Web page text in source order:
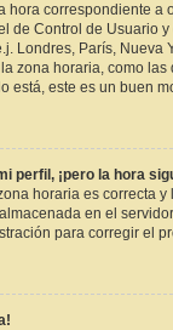
hora correspondiente a
de Control de Usuario
Londres, París, Nueva
zona horaria, como las
está, este es un buen
perfil, ¡pero la hora
horaria es correcta
en el
para corregir el